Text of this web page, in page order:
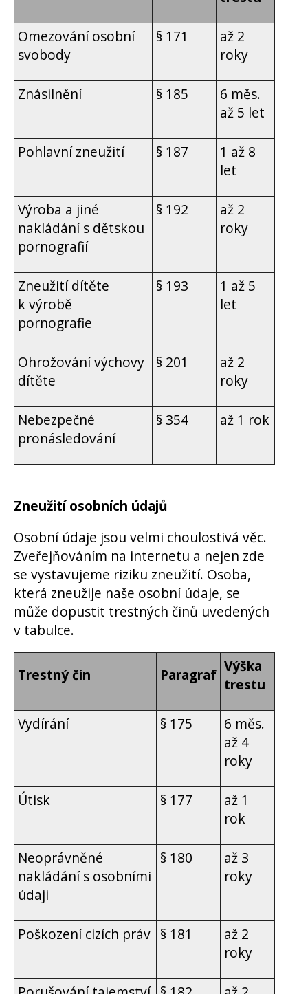
Omezování osobní
svobody
§ 171
až 2
roky
Znásilnění § 185
6 měs.
až 5 let
Pohlavní zneužití § 187
1 až 8
let
Výroba a jiné
nakládání s dětskou
pornografií
§ 192
až 2
roky
Zneužití dítěte
k výrobě
pornografie
§ 193
1 až 5
let
Ohrožování výchovy
dítěte
§ 201
až 2
roky
Nebezpečné
pronásledování
§ 354 až 1 rok
Zneužití osobních údajů
Osobní údaje jsou velmi choulostivá věc.
Zveřejňováním na internetu a nejen zde
se vystavujeme riziku zneužití. Osoba,
která zneužije naše osobní údaje, se
může dopustit trestných činů uvedených
v tabulce.
Trestný čin Paragraf Výška
trestu
Vydírání § 175
6 měs.
až 4
roky
Útisk § 177
až 1
rok
Neoprávněné
nakládání s osobními
údaji
§ 180
až 3
roky
Poškození cizích práv § 181
až 2
roky